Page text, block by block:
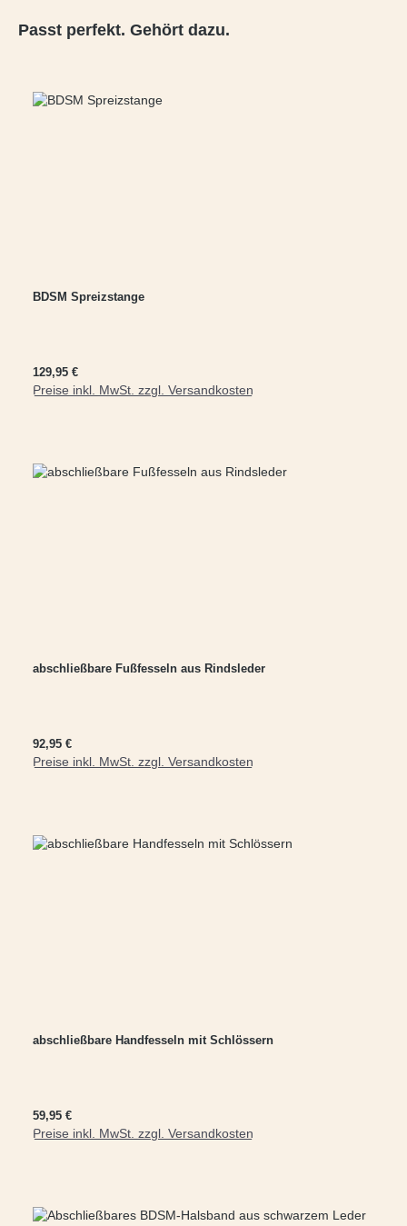
Produktgalerie überspringen
Passt perfekt. Gehört dazu.
BDSM Spreizstange
Regulärer Preis:
129,95 €
Preise inkl. MwSt. zzgl. Versandkosten
In den Warenkorb
abschließbare Fußfesseln aus Rindsleder
Regulärer Preis:
92,95 €
Preise inkl. MwSt. zzgl. Versandkosten
In den Warenkorb
abschließbare Handfesseln mit Schlössern
Regulärer Preis:
59,95 €
Preise inkl. MwSt. zzgl. Versandkosten
In den Warenkorb